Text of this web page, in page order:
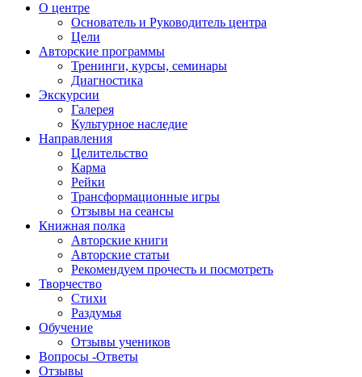
О центре
Основатель и Руководитель центра
Цели
Авторские программы
Тренинги, курсы, семинары
Диагностика
Экскурсии
Галерея
Культурное наследие
Направления
Целительство
Карма
Рейки
Трансформационные игры
Отзывы на сеансы
Книжная полка
Авторские книги
Авторские статьи
Рекомендуем прочесть и посмотреть
Творчество
Стихи
Раздумья
Обучение
Отзывы учеников
Вопросы -Ответы
Отзывы